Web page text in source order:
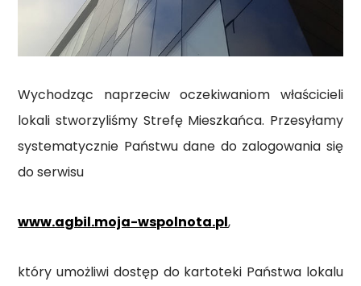
Wychodząc naprzeciw oczekiwaniom właścicieli
lokali stworzyliśmy Strefę Mieszkańca. Przesyłamy
systematycznie Państwu dane do zalogowania się
do serwisu
www.agbil.moja-wspolnota.pl,
który umożliwi dostęp do kartoteki Państwa lokalu